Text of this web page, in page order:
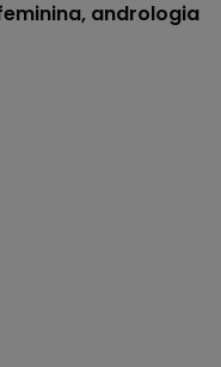
andrologia